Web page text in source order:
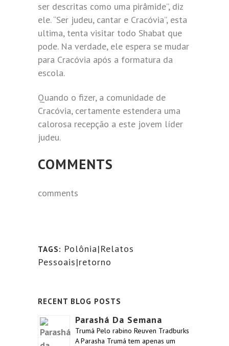
ser descritas como uma pirâmide”, diz
ele. “Ser judeu, cantar e Cracóvia”, esta
ultima, tenta visitar todo Shabat que
pode. Na verdade, ele espera se mudar
para Cracóvia após a formatura da
escola.
Quando o fizer, a comunidade de
Cracóvia, certamente estendera uma
calorosa recepção a este jovem líder
judeu.
COMMENTS
comments
TAGS: Polônia|Relatos
Pessoais|retorno
RECENT BLOG POSTS
Parashá Da Semana
Trumá Pelo rabino Reuven Tradburks
A Parasha Trumá tem apenas um